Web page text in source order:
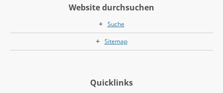
Website durchsuchen
Suche
Sitemap
Quicklinks